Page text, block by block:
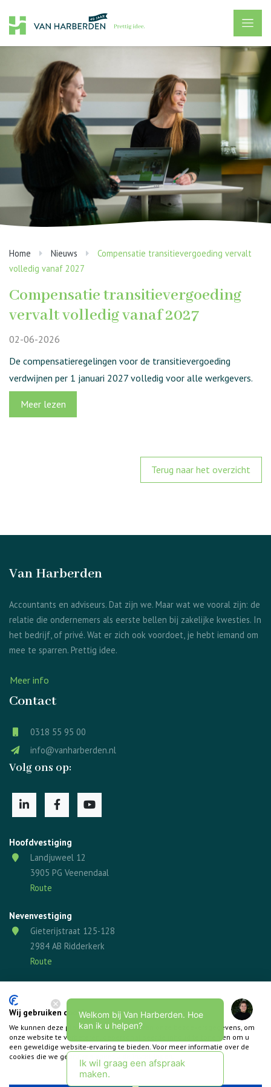
Home Nieuws
Compensatie transitievergoeding vervalt
volledig vanaf 2027
Compensatie transitievergoeding
vervalt volledig vanaf 2027
02-06-2026
De compensatieregelingen voor de transitievergoeding
verdwijnen per 1 januari 2027 volledig voor alle werkgevers.
Meer lezen
Terug naar het overzicht
Van Harberden
Accountants en adviseurs. Dat zijn we. Maar wat we vooral zijn: de
relatie die ondernemers als eerste bellen bij zakelijke kwesties. In
het bedrijf, of privé. Wat er zich ook voordoet, je hebt iemand om
mee te sparren. Prettig idee.
Meer info
Contact
0318 55 95 00
info@vanharberden.nl
Volg ons op:
Hoofdvestiging
Landjuweel 12
3905 PG Veenendaal
Route
Nevenvestiging
Gieterijstraat 125-128
2984 AB Ridderkerk
Route
Wij gebruiken cookies
We kunnen deze plaatsen voor analyse van onze bezoekersgegevens, om
onze website te verbeteren, gepersonaliseerde inhoud te tonen en om u
een geweldige website-ervaring te bieden. Voor meer informatie over de
cookies die we gebruiken opent u de instellingen.
Welkom bij Van Harberden. Hoe
kan ik u helpen?
Ik wil graag een afspraak
maken.